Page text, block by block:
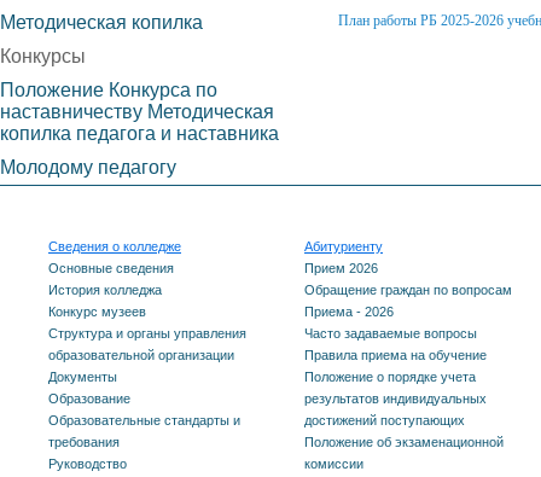
План работы РБ 2025-2026
Методическая копилка
Конкурсы
Положение Конкурса по
наставничеству Методическая
копилка педагога и наставника
Молодому педагогу
Сведения о колледже
Основные сведения
История колледжа
Конкурс музеев
Структура и органы управления
образовательной организации
Документы
Образование
Образовательные стандарты и
требования
Руководство
Абитуриенту
Прием 2026
Обращение граждан по вопросам
Приема - 2026
Часто задаваемые вопросы
Правила приема на обучение
Положение о порядке учета
результатов индивидуальных
достижений поступающих
Положение об экзаменационной
комиссии